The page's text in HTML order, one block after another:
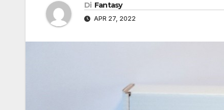
Di Fantasy
APR 27, 2022